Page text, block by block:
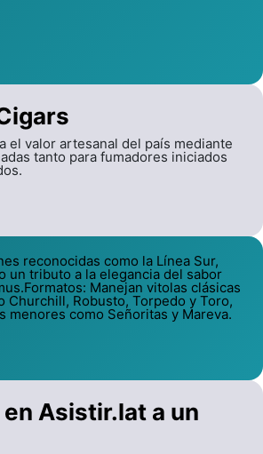
el valor artesanal del país mediante
tanto para fumadores iniciados
reconocidas como la Línea Sur,
un tributo a la elegancia del sabor
Manejan vitolas clásicas
Churchill, Robusto, Torpedo y Toro,
menores como Señoritas y Mareva.
Asistir.lat a un